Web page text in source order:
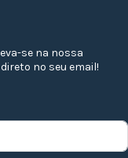
se na nossa
no seu email!